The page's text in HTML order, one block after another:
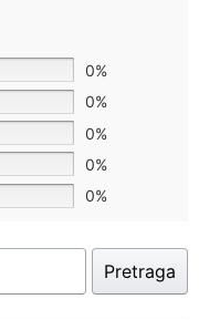
0%
0%
0%
0%
0%
Pretraga